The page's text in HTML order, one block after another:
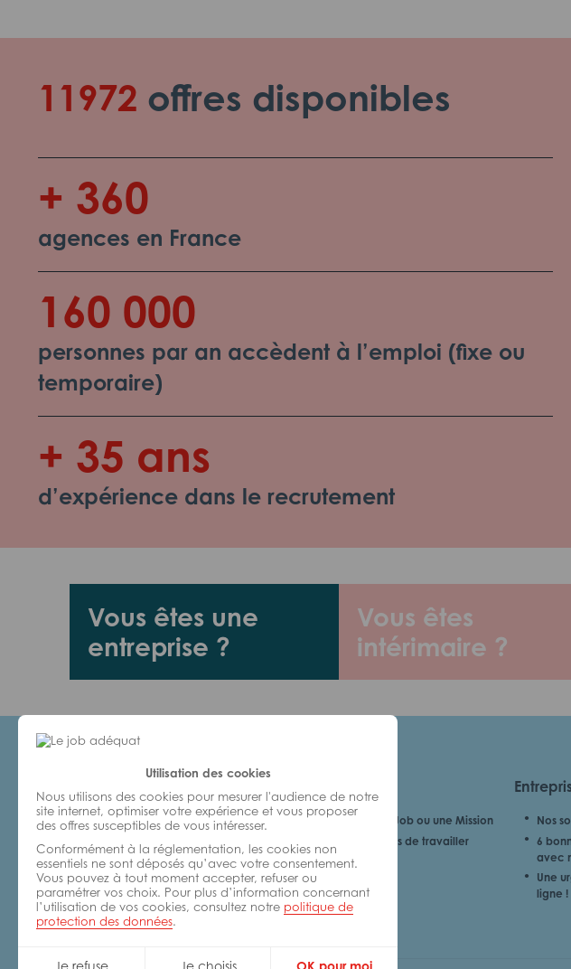
Utilisation des cookies
Nous utilisons des cookies pour mesurer l'audience de notre
site internet, optimiser votre expérience et vous proposer
des offres susceptibles de vous intéresser.
Conformément à la réglementation, les cookies non
essentiels ne sont déposés qu’avec votre consentement.
Vous pouvez à tout moment accepter, refuser ou
paramétrer vos choix. Pour plus d’information concernant
l’utilisation de vos cookies, consultez notre politique de
protection des données.
Je refuse Je choisis OK pour moi
11972 offres disponibles
+ 360
agences en France
160 000
personnes par an accèdent à l’emploi (fixe ou
temporaire)
+ 35 ans
d’expérience dans le recrutement
Vous êtes une
entreprise ?
Vous êtes
intérimaire ?
Je cherche un Job ou une Mission
6 bonnes raisons de travailler
avec nous
Nos
6
avec
Une
ligne !